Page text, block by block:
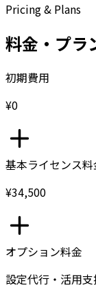
Pricing & Plans
料金・プラ
初期費用
¥0
基本ライセンス料
¥34,500
オプション料金
設定代行・活用